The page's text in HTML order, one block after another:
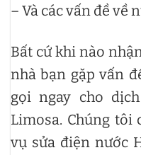
– Và các vấn đề về
Bất cứ khi nào
nhà bạn gặp vấn
gọi ngay cho
Limosa. Chúng tôi
vụ sửa điện nước